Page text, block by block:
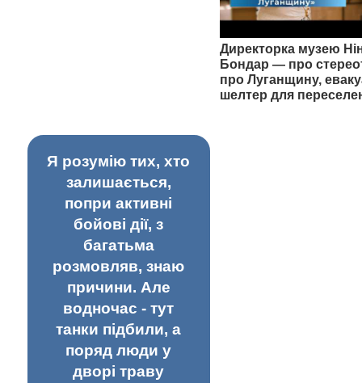
Директорка музею
Бондар — про
про Луганщину,
шелтер для
Я розумію тих, хто
залишається,
попри активні
бойові дії, з
багатьма
розмовляв, знаю
причини. Але
водночас - тут
танки підбили, а
поряд люди у
дворі траву